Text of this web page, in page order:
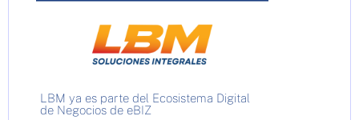
LBM ya es parte del Ecosistema Digital
de Negocios de eBIZ